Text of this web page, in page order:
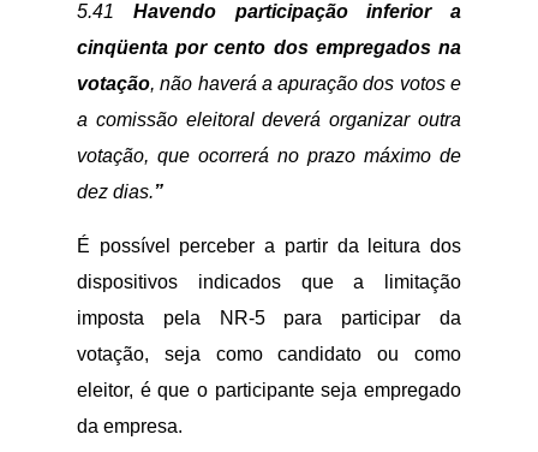
5.41 Havendo participação inferior a
cinqüenta por cento dos empregados na
votação, não haverá a apuração dos votos e
a comissão eleitoral deverá organizar outra
votação, que ocorrerá no prazo máximo de
dez dias.”
É possível perceber a partir da leitura dos
dispositivos indicados que a limitação
imposta pela NR-5 para participar da
votação, seja como candidato ou como
eleitor, é que o participante seja empregado
da empresa.